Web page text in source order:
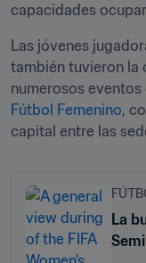
capacidades
Las jóvenes
también tuvieron la
numerosos
Fútbol Femenino,
capital entre las
La